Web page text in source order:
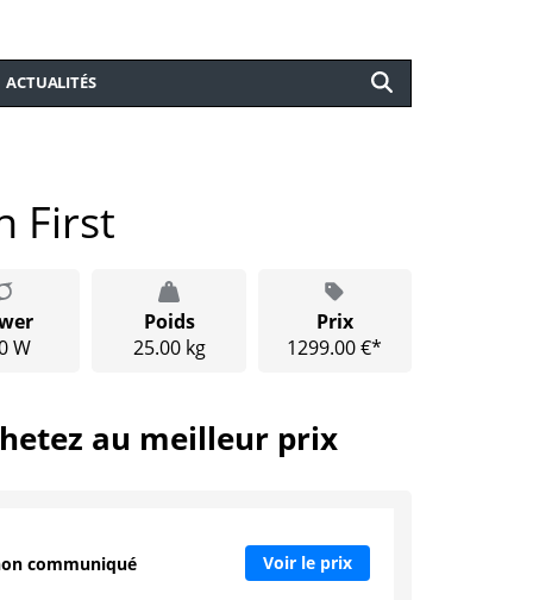
ACTUALITÉS
First
W
Poids
25.00 kg
Prix
1299.00 €*
au meilleur prix
communiqué Voir le prix